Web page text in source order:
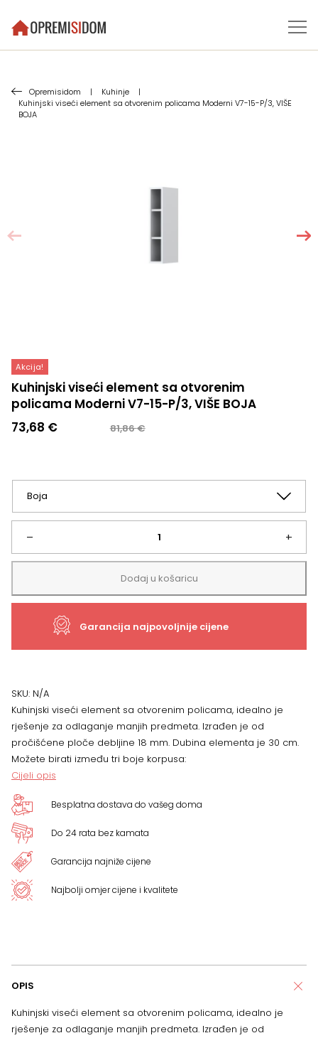
Opremisidom | Kuhinje
|
Kuhinjski viseći element sa otvorenim policama Moderni V7-15-P/3, VIŠE
BOJA
Akcija!
Kuhinjski viseći element sa otvorenim
policama Moderni V7-15-P/3, VIŠE BOJA
81,86€
Izvorna
je:
81,86 €.
73,68 €
Trenutna
73,68 €.
–
Kuhinjski
viseći
element
policama
Moderni
V7-
15-
P/3,
VIŠE
BOJA
količina
+
Dodaj u košaricu
Garancija najpovoljnije cijene
SKU: N/A
Kuhinjski viseći element sa otvorenim policama, idealno je
rješenje za odlaganje manjih predmeta. Izrađen je od
pročišćene ploče debljine 18 mm. Dubina elementa je 30 cm.
Možete birati između tri boje korpusa:
Cijeli opis
Besplatna dostava do vašeg doma
Do 24 rata bez kamata
Garancija najniže cijene
Najbolji omjer cijene i kvalitete
OPIS
Kuhinjski viseći element sa otvorenim policama, idealno je
rješenje za odlaganje manjih predmeta. Izrađen je od